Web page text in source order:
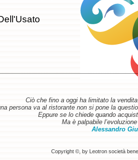
Ciò che fino a oggi ha limitato la
persona va al ristorante non si pone la
Eppure se lo chiede quando
Ma è palpabile
Alessandro
Copyright ©, by Leotron società